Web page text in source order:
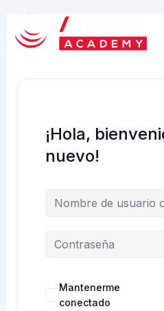
contenido
¡Hola,
nuevo!
Mantenerme
conectado